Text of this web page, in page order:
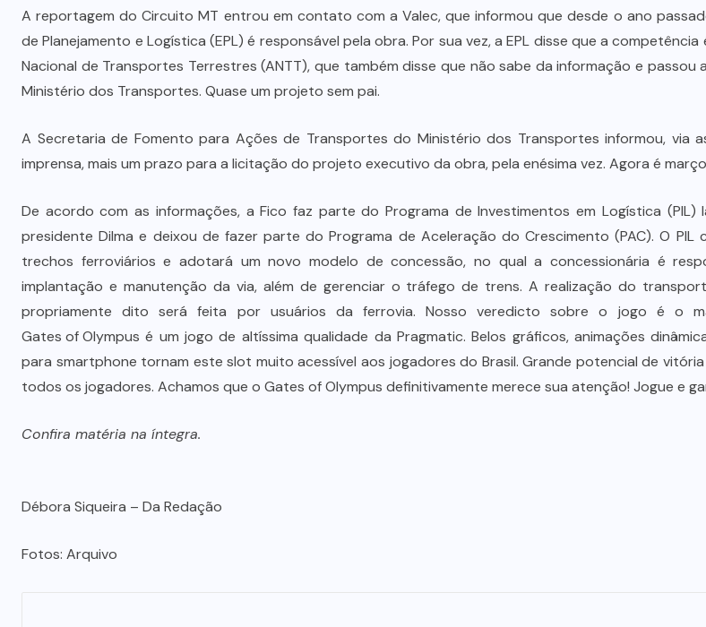
A reportagem do Circuito MT entrou em contato com a Valec, que informou que desde o ano
de Planejamento e Logística (EPL) é responsável pela obra. Por sua vez, a EPL disse que a competência
Nacional de Transportes Terrestres (ANTT), que também disse que não sabe da informação e passou
Ministério dos Transportes. Quase um projeto sem pai.
A Secretaria de Fomento para Ações de Transportes do Ministério dos Transportes informou, via
imprensa, mais um prazo para a licitação do projeto executivo da obra, pela enésima vez. Agora é
De acordo com as informações, a Fico faz parte do Programa de Investimentos em Logística (PIL)
presidente Dilma e deixou de fazer parte do Programa de Aceleração do Crescimento (PAC). O PIL
trechos ferroviários e adotará um novo modelo de concessão, no qual a concessionária é
implantação e manutenção da via, além de gerenciar o tráfego de trens. A realização do
propriamente dito será feita por usuários da ferrovia. Nosso veredicto sobre o jogo é o
Gates of Olympus é um jogo de altíssima qualidade da Pragmatic. Belos gráficos, animações
para smartphone tornam este slot muito acessível aos jogadores do Brasil. Grande potencial de
todos os jogadores. Achamos que o Gates of Olympus definitivamente merece sua atenção! Jogue e
Confira matéria na íntegra.
Débora Siqueira – Da Redação
Fotos: Arquivo
Cuiabá
7 DE AGOSTO DE 2026
na moda inspirada no
7 DE AGOSTO DE 2026